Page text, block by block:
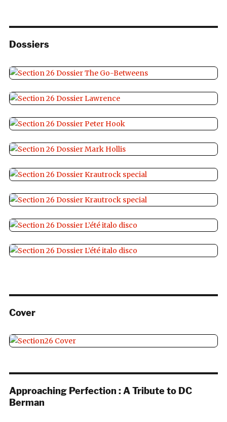
Dossiers
Cover
Approaching Perfection : A Tribute to DC
Berman